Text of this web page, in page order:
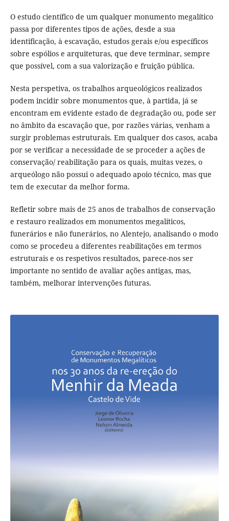
O estudo científico de um qualquer monumento megalítico
passa por diferentes tipos de ações, desde a sua
identificação, à escavação, estudos gerais e/ou específicos
sobre espólios e arquiteturas, que deve terminar, sempre
que possível, com a sua valorização e fruição pública.
Nesta perspetiva, os trabalhos arqueológicos realizados
podem incidir sobre monumentos que, à partida, já se
encontram em evidente estado de degradação ou, pode ser
no âmbito da escavação que, por razões várias, venham a
surgir problemas estruturais. Em qualquer dos casos, acaba
por se verificar a necessidade de se proceder a ações de
conservação/ reabilitação para os quais, muitas vezes, o
arqueólogo não possui o adequado apoio técnico, mas que
tem de executar da melhor forma.
Refletir sobre mais de 25 anos de trabalhos de conservação
e restauro realizados em monumentos megalíticos,
funerários e não funerários, no Alentejo, analisando o modo
como se procedeu a diferentes reabilitações em termos
estruturais e os respetivos resultados, parece-nos ser
importante no sentido de avaliar ações antigas, mas,
também, melhorar intervenções futuras.